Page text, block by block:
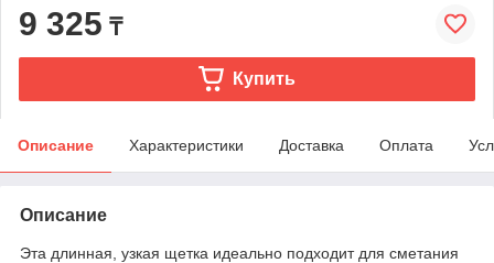
9 325 ₸
Купить
Описание Характеристики Доставка Оплата
Описание
Эта длинная, узкая щетка идеально подходит для сметания